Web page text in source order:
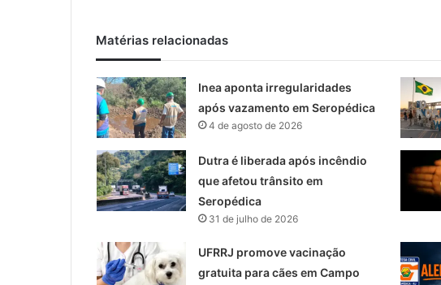
Matérias relacionadas
Inea aponta irregularidades
após vazamento em Seropédica
4 de agosto de 2026
Dutra é liberada após incêndio
que afetou trânsito em
Seropédica
31 de julho de 2026
UFRRJ promove vacinação
gratuita para cães em Campo